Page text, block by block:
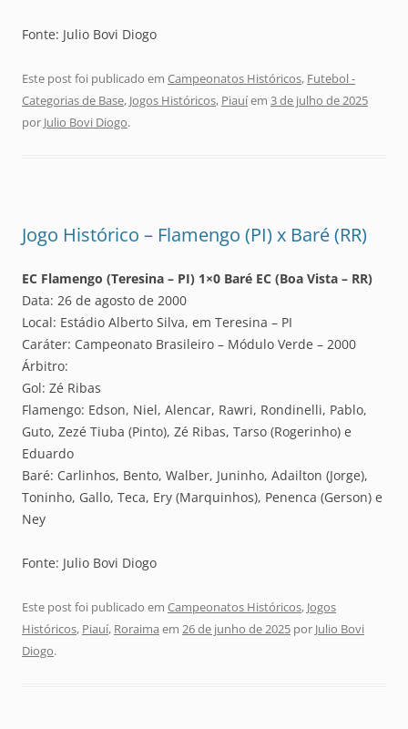
Fonte: Julio Bovi Diogo
Este post foi publicado em Campeonatos Históricos, Futebol -
Categorias de Base, Jogos Históricos, Piauíem 3 de julho de 2025
por Julio Bovi Diogo.
Jogo Histórico – Flamengo (PI) x Baré (RR)
EC Flamengo (Teresina – PI) 1×0 Baré EC (Boa Vista – RR)
Data: 26 de agosto de 2000
Local: Estádio Alberto Silva, em Teresina – PI
Caráter: Campeonato Brasileiro – Módulo Verde – 2000
Árbitro:
Gol: Zé Ribas
Flamengo: Edson, Niel, Alencar, Rawri, Rondinelli, Pablo,
Guto, Zezé Tiuba (Pinto), Zé Ribas, Tarso (Rogerinho) e
Eduardo
Baré: Carlinhos, Bento, Walber, Juninho, Adailton (Jorge),
Toninho, Gallo, Teca, Ery (Marquinhos), Penenca (Gerson) e
Ney
Fonte: Julio Bovi Diogo
Este post foi publicado em Campeonatos Históricos, Jogos
Históricos, Piauí, Roraima em 26 de junho de 2025 por Julio Bovi
Diogo.